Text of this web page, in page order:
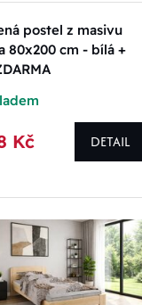
postel z masivu
80x200 cm - bílá +
Kč DETAIL